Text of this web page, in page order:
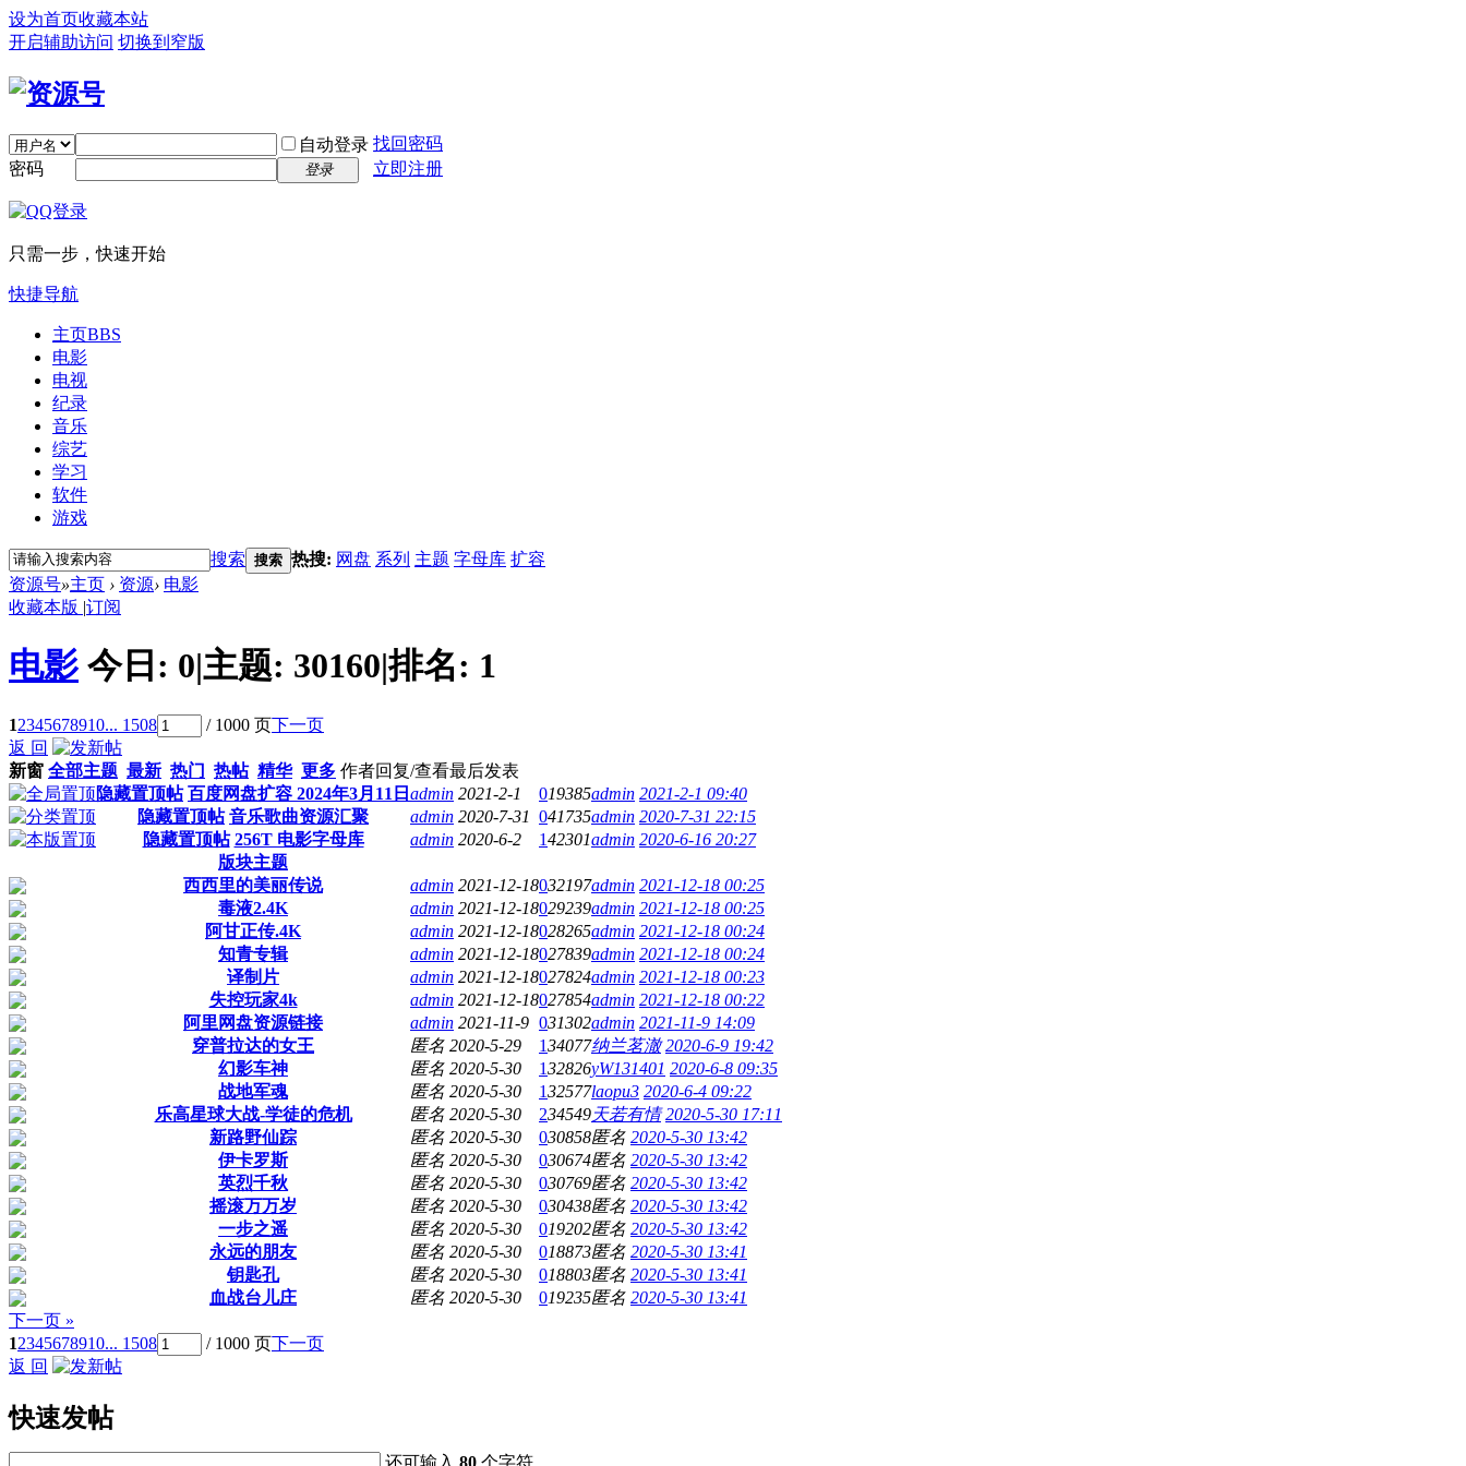
设为首页收藏本站
开启辅助访问 切换到窄版
自动登录 找回密码
密码
登录 立即注册
只需一步，快速开始
快捷导航
主页BBS
电影
电视
纪录
音乐
综艺
学习
软件
游戏
搜索 搜索 热搜: 网盘 系列 主题 字母库 扩容
资源号»主页 › 资源› 电影
收藏本版 |订阅
电影 今日: 0|主题: 30160|排名: 1
12345678910... 1508 / 1000 页下一页
返 回
新窗 全部主题 最新 热门 热帖 精华 更多 作者回复/查看最后发表
隐藏置顶帖 百度网盘扩容 2024年3月11日 admin 2021-2-1 019385admin 2021-2-1 09:40
隐藏置顶帖 音乐歌曲资源汇聚 admin 2020-7-31 041735admin 2020-7-31 22:15
隐藏置顶帖 256T 电影字母库 admin 2020-6-2 142301admin 2020-6-16 20:27
版块主题
西西里的美丽传说
admin 2021-12-18032197admin 2021-12-18 00:25
毒液2.4K
admin 2021-12-18029239admin 2021-12-18 00:25
阿甘正传.4K
admin 2021-12-18028265admin 2021-12-18 00:24
知青专辑
admin 2021-12-18027839admin 2021-12-18 00:24
译制片
admin 2021-12-18027824admin 2021-12-18 00:23
失控玩家4k
admin 2021-12-18027854admin 2021-12-18 00:22
阿里网盘资源链接
admin 2021-11-9 031302admin 2021-11-9 14:09
穿普拉达的女王
匿名 2020-5-29 134077纳兰茗澈 2020-6-9 19:42
幻影车神
匿名 2020-5-30 132826yW131401 2020-6-8 09:35
战地军魂
匿名 2020-5-30 132577laopu3 2020-6-4 09:22
乐高星球大战-学徒的危机
匿名 2020-5-30 234549天若有情 2020-5-30 17:11
新路野仙踪
匿名 2020-5-30 030858匿名 2020-5-30 13:42
伊卡罗斯
匿名 2020-5-30 030674匿名 2020-5-30 13:42
英烈千秋
匿名 2020-5-30 030769匿名 2020-5-30 13:42
摇滚万万岁
匿名 2020-5-30 030438匿名 2020-5-30 13:42
一步之遥
匿名 2020-5-30 019202匿名 2020-5-30 13:42
永远的朋友
匿名 2020-5-30 018873匿名 2020-5-30 13:41
钥匙孔
匿名 2020-5-30 018803匿名 2020-5-30 13:41
血战台儿庄
匿名 2020-5-30 019235匿名 2020-5-30 13:41
下一页 »
12345678910... 1508 / 1000 页下一页
返 回
快速发帖
还可输入80 个字符